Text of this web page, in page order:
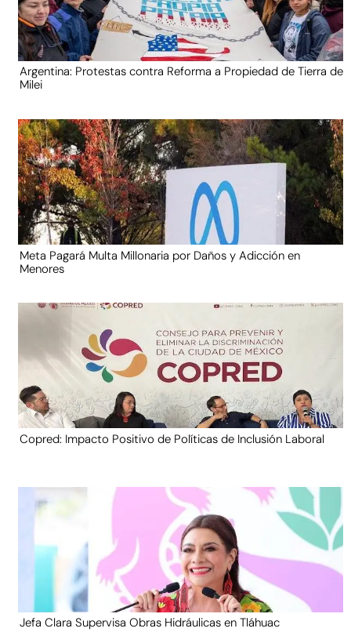
Argentina: Protestas contra Reforma a Propiedad de Tierra de
Milei
Meta Pagará Multa Millonaria por Daños y Adicción en
Menores
Copred: Impacto Positivo de Políticas de Inclusión Laboral
Jefa Clara Supervisa Obras Hidráulicas en Tláhuac